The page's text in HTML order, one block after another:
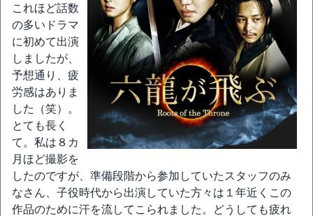
これほど話数
の多いドラマ
に初めて出演
しましたが、
予想通り、疲
労感はありま
した（笑）。
とても長く
て。私は８カ
月ほど撮影を
したのですが、準備段階から参加していたスタッフのみ
なさん、子役時代から出演していた方々は１年近くこの
作品のために汗を流してこられました。どうしても疲れ